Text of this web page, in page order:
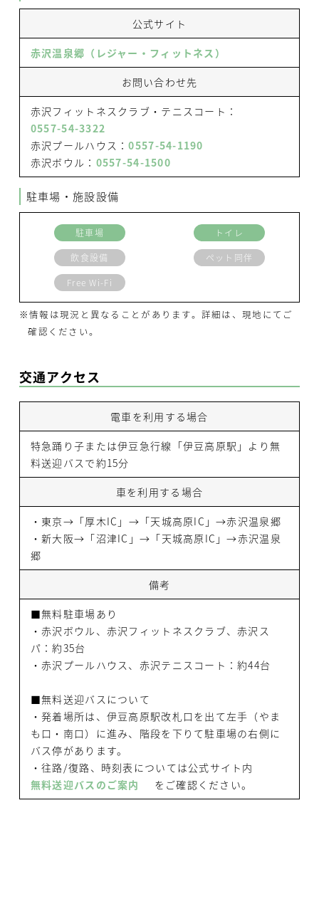
公式サイト
赤沢温泉郷（レジャー・フィットネス）
お問い合わせ先
赤沢フィットネスクラブ・テニスコート：
0557-54-3322
赤沢プールハウス：0557-54-1190
赤沢ボウル： 0557-54-1500
駐車場・施設設備
駐車場
トイレ
飲食設備
ペット同伴
Free Wi-Fi
※情報は現況と異なることがあります。詳細は、現地にてご
確認ください。
交通アクセス
電車を利用する場合
特急踊り子または伊豆急行線「伊豆高原駅」より無
料送迎バスで約15分
車を利用する場合
・東京→「厚木IC」→「天城高原IC」→赤沢温泉郷
・新大阪→「沼津IC」→「天城高原IC」→赤沢温泉
郷
備考
■無料駐車場あり
・赤沢ボウル、赤沢フィットネスクラブ、赤沢ス
パ：約35台
・赤沢プールハウス、赤沢テニスコート：約44台
■無料送迎バスについて
・発着場所は、伊豆高原駅改札口を出て左手（やま
も口・南口）に進み、階段を下りて駐車場の右側に
バス停があります。
・往路/復路、時刻表については公式サイト内
無料送迎バスのご案内
をご確認ください。